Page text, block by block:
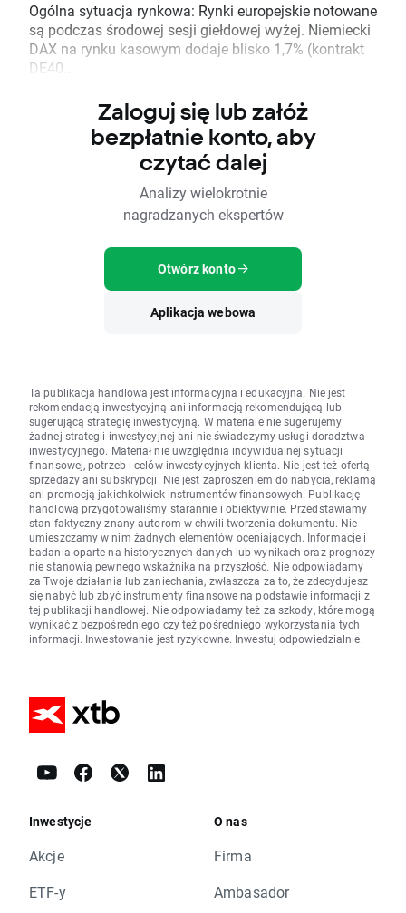
Ogólna sytuacja rynkowa: Rynki europejskie notowane
są podczas środowej sesji giełdowej wyżej. Niemiecki
DAX na rynku kasowym dodaje blisko 1,7% (kontrakt
DE40...
Zaloguj się lub załóż
bezpłatnie konto, aby
czytać dalej
Analizy wielokrotnie
nagradzanych ekspertów
Otwórz konto
Aplikacja webowa
Ta publikacja handlowa jest informacyjna i edukacyjna. Nie jest
rekomendacją inwestycyjną ani informacją rekomendującą lub
sugerującą strategię inwestycyjną. W materiale nie sugerujemy
żadnej strategii inwestycyjnej ani nie świadczymy usługi doradztwa
inwestycyjnego. Materiał nie uwzględnia indywidualnej sytuacji
finansowej, potrzeb i celów inwestycyjnych klienta. Nie jest też ofertą
sprzedaży ani subskrypcji. Nie jest zaproszeniem do nabycia, reklamą
ani promocją jakichkolwiek instrumentów finansowych. Publikację
handlową przygotowaliśmy starannie i obiektywnie. Przedstawiamy
stan faktyczny znany autorom w chwili tworzenia dokumentu. Nie
umieszczamy w nim żadnych elementów oceniających. Informacje i
badania oparte na historycznych danych lub wynikach oraz prognozy
nie stanowią pewnego wskaźnika na przyszłość. Nie odpowiadamy
za Twoje działania lub zaniechania, zwłaszcza za to, że zdecydujesz
się nabyć lub zbyć instrumenty finansowe na podstawie informacji z
tej publikacji handlowej. Nie odpowiadamy też za szkody, które mogą
wynikać z bezpośredniego czy też pośredniego wykorzystania tych
informacji. Inwestowanie jest ryzykowne. Inwestuj odpowiedzialnie.
Inwestycje
Akcje
ETF-y
O nas
Firma
Ambasador